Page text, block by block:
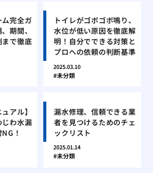
ム完全ガ
期間、
で徹底
トイレがゴボゴボ鳴り、
水位が低い原因を徹底解
明！自分でできる対策と
プロへの依頼の判断基準
2025.03.10
未分類
アル】
じわ水漏
！
漏水修理、信頼できる業
者を見つけるためのチェ
ックリスト
2025.01.14
未分類